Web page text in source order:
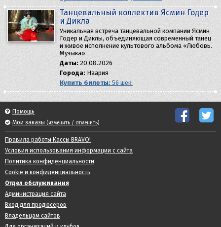
Танцевальный коллектив Ясмин Годер
и Дикла
Уникальная встреча танцевальной компании Ясмин
Годер и Диклы, объединяющая современный танец
и живое исполнение культового альбома «Любовь.
Музыка».
Даты: 20.08.2026
Города: Наария
Купить билеты: 56 шек.
Помощь
Мои заказы (изменить / отменить)
Правила работы Кассы BRAVO!
Условия использования информации с сайта
Политика конфиденциальности
Cookie и конфиденциальность
Отдел обслуживания
Администрация сайта
Вход для продюсеров
Владельцам сайтов